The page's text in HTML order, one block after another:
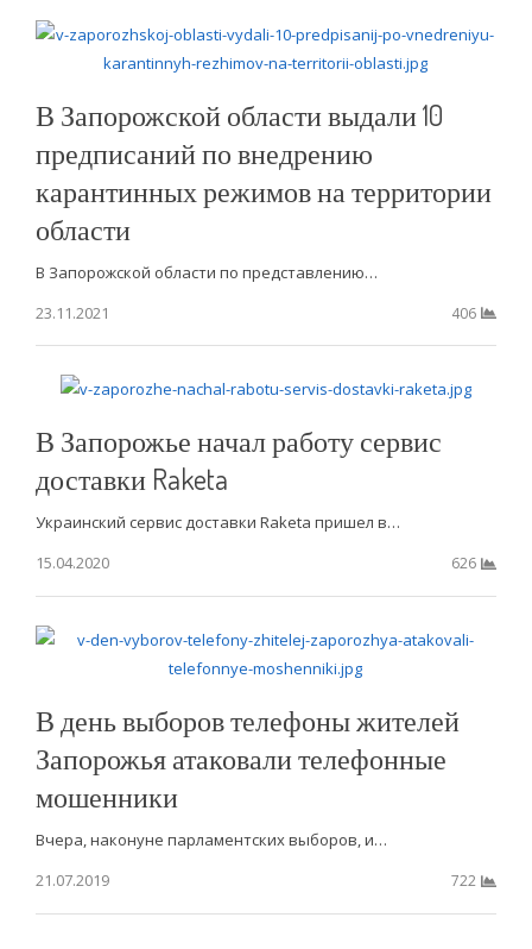
В Запорожской области выдали 10
предписаний по внедрению
карантинных режимов на территории
области
В Запорожской области по представлению…
23.11.2021
406
В Запорожье начал работу сервис
доставки Raketa
Украинский сервис доставки Raketa пришел в…
15.04.2020
626
В день выборов телефоны жителей
Запорожья атаковали телефонные
мошенники
Вчера, наконуне парламентских выборов, и…
21.07.2019
722